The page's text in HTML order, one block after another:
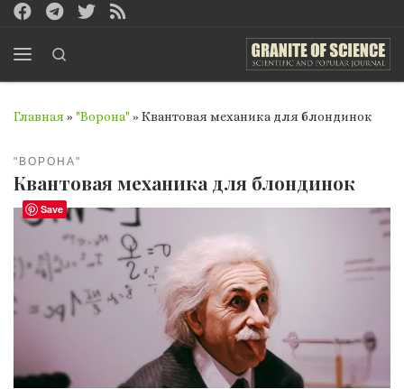
Перейти к содержимому
Главная » "Ворона" » Квантовая механика для блондинок
"ВОРОНА"
Квантовая механика для блондинок
Save